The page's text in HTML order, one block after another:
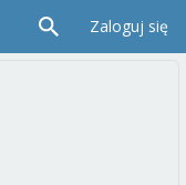
Zaloguj się